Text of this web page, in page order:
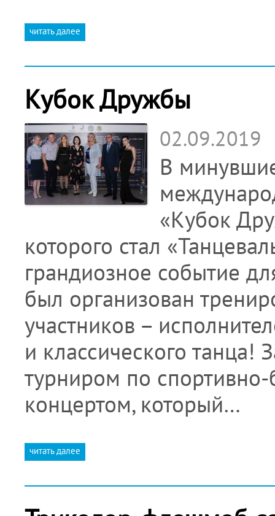
читать далее
Кубок Дружбы
02.09.2019
В
«Кубок
которого стал
грандиозное событие
был организован
участников –
и классического
турниром по
концертом, который…
читать далее